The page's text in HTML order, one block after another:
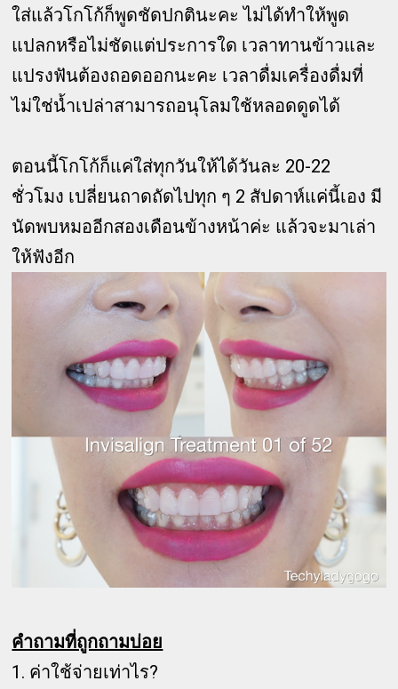
ใส่แล้วโกโก้ก็พูดชัดปกตินะคะ ไม่ได้ทำให้พูด
แปลกหรือไม่ชัดแต่ประการใด เวลาทานข้าวและ
แปรงฟันต้องถอดออกนะคะ เวลาดื่มเครื่องดื่มที่
ไม่ใช่น้ำเปล่าสามารถอนุโลมใช้หลอดดูดได้
ตอนนี้โกโก้ก็แค่ใส่ทุกวันให้ได้วันละ 20-22
ชั่วโมง เปลี่ยนถาดถัดไปทุก ๆ 2 สัปดาห์แค่นี้เอง มี
นัดพบหมออีกสองเดือนข้างหน้าค่ะ แล้วจะมาเล่า
ให้ฟังอีก
คำถามที่ถูกถามบ่อย
1. ค่าใช้จ่ายเท่าไร?